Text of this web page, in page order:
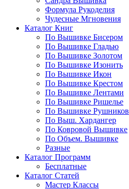
Формула Рукоделия
Чудесные Мгновения
Каталог Книг
По Вышивке Бисером
По Вышивке Гладью
По Вышивке Золотом
По Вышивке Изонить
По Вышивке Икон
По Вышивке Крестом
По Вышивке Лентами
По Вышивке Ришелье
По Вышивке Рушников
По Выш. Хардангер
По Ковровой Вышивке
По Объем. Вышивке
Разные
Каталог Программ
Бесплатные
Каталог Статей
Мастер Классы